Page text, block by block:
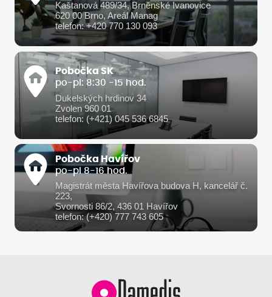
Kaštanová 489/34, Brněnské Ivanovice
620 00 Brno, Areál Manag
telefon: +420 770 130 093
Pobočka SK
po-pi: 8:30 -15 hod.
Dukelských hrdinov 34
Zvolen 960 01
telefon: (+421) 045 536 6845
Pobočka Havířov
po-pi 8-16 hod.
Magistrát města Havířova budova H, kancelář č.
223,
Svornosti 86/2, 436 01 Havířov
telefon: (+420) 777 743 605